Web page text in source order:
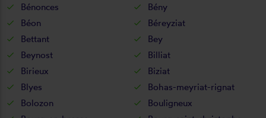
Bénonces
Bény
Béon
Béreyziat
Bettant
Bey
Beynost
Billiat
Birieux
Biziat
Blyes
Bohas-meyriat-rignat
Bolozon
Bouligneux